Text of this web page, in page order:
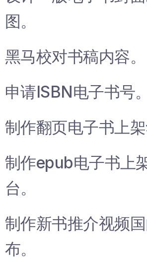
图。
黑马校对书稿内容。
申请ISBN电子书号。
制作翻页电子书上架
制作epub电子书上
台。
制作新书推介视频
布。